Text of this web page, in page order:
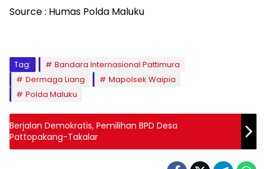
Source : Humas Polda Maluku
Tag:
Bandara Internasional Pattimura
Dermaga Liang
Mapolsek Waipia
Polda Maluku
Berjalan Demokratis, Pemilihan BPD Desa
Pattopakang-Takalar